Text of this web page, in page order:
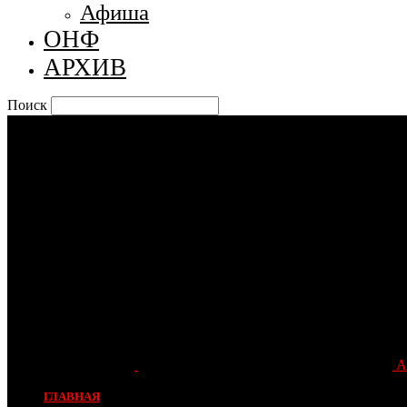
Афиша
ОНФ
АРХИВ
Поиск
ГЛАВНАЯ